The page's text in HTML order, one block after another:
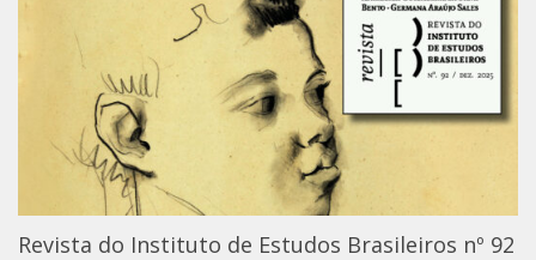
Biblioteca Digital
Dedalus
Mecila
Red BAALC
Tutoriais
Coleção de Artes Visuais
Sobre
Revista do Instituto de Estudos Brasileiros nº 92